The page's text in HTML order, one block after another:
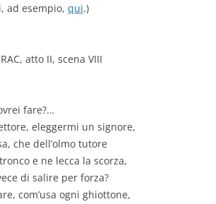
ad esempio, qui.)
atto II, scena VIII
fare?…
eleggermi un signore,
che dell’olmo tutore
e ne lecca la scorza,
di salire per forza?
com’usa ogni ghiottone,